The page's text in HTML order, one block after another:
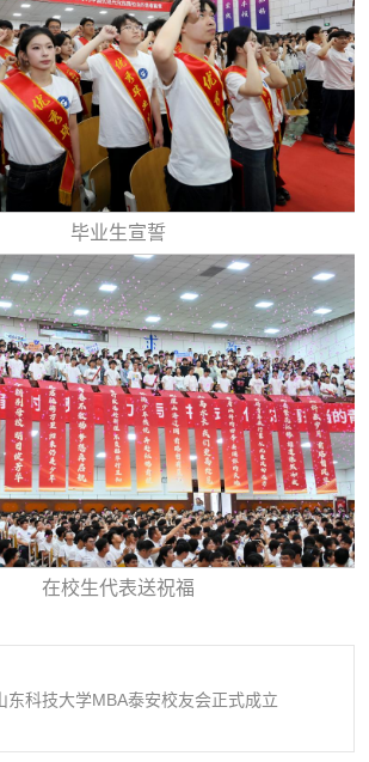
毕业生宣誓
在校生代表送祝福
东科技大学MBA泰安校友会正式成立